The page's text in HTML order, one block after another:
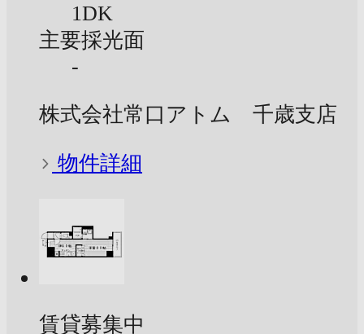
1DK
主要採光面
-
株式会社常口アトム 千歳支店
物件詳細
賃貸募集中